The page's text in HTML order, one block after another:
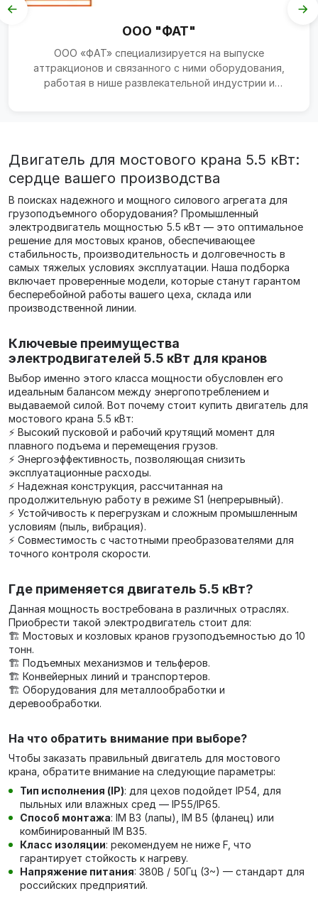
ООО "ФАТ"
ООО «ФАТ» специализируется на выпуске
аттракционов и связанного с ними оборудования,
работая в нише развлекательной индустрии и
Двигатель для мостового крана 5.5 кВт:
сердце вашего производства
В поисках надежного и мощного силового агрегата для
грузоподъемного оборудования? Промышленный
электродвигатель мощностью 5.5 кВт — это оптимальное
решение для мостовых кранов, обеспечивающее
стабильность, производительность и долговечность в
самых тяжелых условиях эксплуатации. Наша подборка
включает проверенные модели, которые станут гарантом
бесперебойной работы вашего цеха, склада или
производственной линии.
Ключевые преимущества
электродвигателей 5.5 кВт для кранов
Выбор именно этого класса мощности обусловлен его
идеальным балансом между энергопотреблением и
выдаваемой силой. Вот почему стоит купить двигатель для
мостового крана 5.5 кВт:
⚡ Высокий пусковой и рабочий крутящий момент для
плавного подъема и перемещения грузов.
⚡ Энергоэффективность, позволяющая снизить
эксплуатационные расходы.
⚡ Надежная конструкция, рассчитанная на
продолжительную работу в режиме S1 (непрерывный).
⚡ Устойчивость к перегрузкам и сложным промышленным
условиям (пыль, вибрация).
⚡ Совместимость с частотными преобразователями для
точного контроля скорости.
Где применяется двигатель 5.5 кВт?
Данная мощность востребована в различных отраслях.
Приобрести такой электродвигатель стоит для:
🏗️ Мостовых и козловых кранов грузоподъемностью до 10
тонн.
🏗️ Подъемных механизмов и тельферов.
🏗️ Конвейерных линий и транспортеров.
🏗️ Оборудования для металлообработки и
деревообработки.
На что обратить внимание при выборе?
Чтобы заказать правильный двигатель для мостового
крана, обратите внимание на следующие параметры:
Тип исполнения (IP): для цехов подойдет IP54, для
пыльных или влажных сред — IP55/IP65.
Способ монтажа: IM B3 (лапы), IM B5 (фланец) или
комбинированный IM B35.
Класс изоляции: рекомендуем не ниже F, что
гарантирует стойкость к нагреву.
Напряжение питания: 380В / 50Гц (3~) — стандарт для
российских предприятий.